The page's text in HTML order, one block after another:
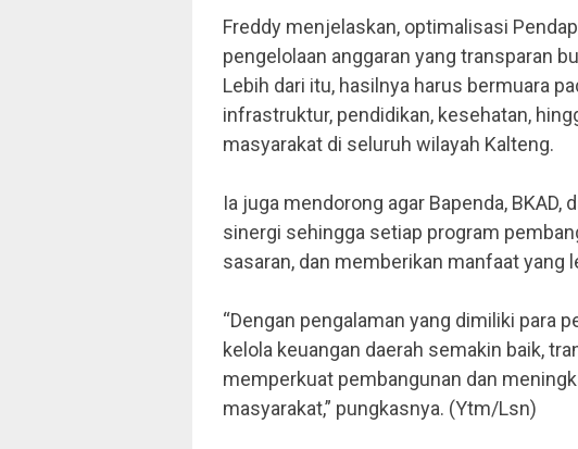
Freddy menjelaskan, optimalisasi
pengelolaan anggaran yang transparan
Lebih dari itu, hasilnya harus bermuara
infrastruktur, pendidikan, kesehatan,
masyarakat di seluruh wilayah Kalteng.
Ia juga mendorong agar Bapenda,
sinergi sehingga setiap program
sasaran, dan memberikan manfaat yang
“Dengan pengalaman yang dimiliki para
kelola keuangan daerah semakin baik,
memperkuat pembangunan dan
masyarakat,” pungkasnya. (Ytm/Lsn)